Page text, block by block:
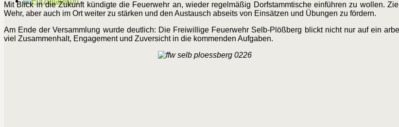
Mit Blick in die Zukunft kündigte die Feuerwehr an, wieder regelmäßig Dorfstammtische einführen zu wollen.
Wehr, aber auch im Ort weiter zu stärken und den Austausch abseits von Einsätzen und Übungen zu fördern.
Am Ende der Versammlung wurde deutlich: Die Freiwillige Feuerwehr Selb-Plößberg blickt nicht nur auf ein
viel Zusammenhalt, Engagement und Zuversicht in die kommenden Aufgaben.